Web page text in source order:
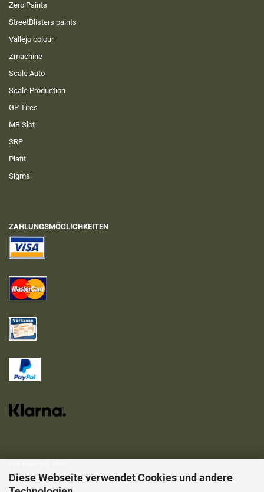
Diese Webseite verwendet Cookies und andere
Zero Paints
StreetBlisters paints
Vallejo colour
Zmachine
Scale Auto
Scale Production
GP Tires
MB Slot
SRP
Plafit
Sigma
ZAHLUNGSMÖGLICHKEITEN